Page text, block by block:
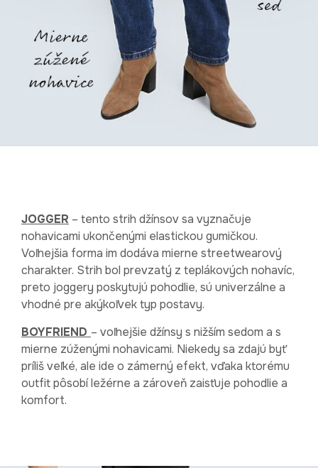
JOGGER – tento strih džínsov sa vyznačuje
nohavicami ukončenými elastickou gumičkou.
Voľnejšia forma im dodáva mierne streetwearový
charakter. Strih bol prevzatý z teplákových nohavíc,
preto joggery poskytujú pohodlie, sú univerzálne a
vhodné pre akýkoľvek typ postavy.
BOYFRIEND – voľnejšie džínsy s nižším sedom a s
mierne zúženými nohavicami. Niekedy sa zdajú byť
príliš veľké, ale ide o zámerný efekt, vďaka ktorému
outfit pôsobí ležérne a zároveň zaisťuje pohodlie a
komfort.